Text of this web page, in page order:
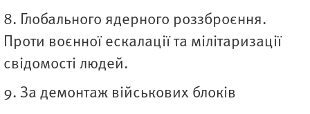
8. Глобального ядерного роззброєння.
Проти воєнної ескалації та мілітаризації
свідомості людей.
9. За демонтаж військових блоків